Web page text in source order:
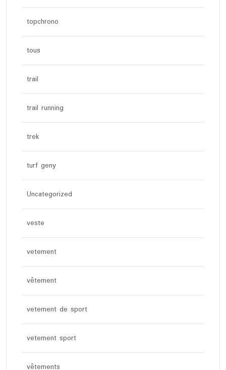
topchrono
tous
trail
trail running
trek
turf geny
Uncategorized
veste
vetement
vêtement
vetement de sport
vetement sport
vêtements